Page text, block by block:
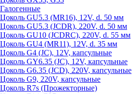
Галогенные
Цоколь GU5.3 (MR16), 12V, d. 50 мм
Цоколь GU5.3 (JCDR), 220V, d. 50 мм
Цоколь GU10 (JCDRC), 220V, d. 55 мм
Цоколь GU4 (MR11), 12V, d. 35 мм
Цоколь G4 (JC), 12V, капсульные
Цоколь GY6.35 (JC), 12V, капсульные
Цоколь G6.35 (JCD), 220V, капсульные
Цоколь G9, 220V, капсульные
Цоколь R7s (Прожекторные)